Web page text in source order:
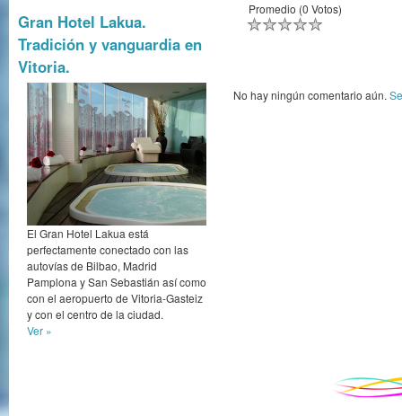
Gran Hotel Lakua.
Tradición y vanguardia en
Vitoria.
El Gran Hotel Lakua está
perfectamente conectado con las
autovías de Bilbao, Madrid
Pamplona y San Sebastián así como
con el aeropuerto de Vitoria-Gasteiz
y con el centro de la ciudad.
Ver »
Promedio (0 Votos)
No hay ningún comentario aún.